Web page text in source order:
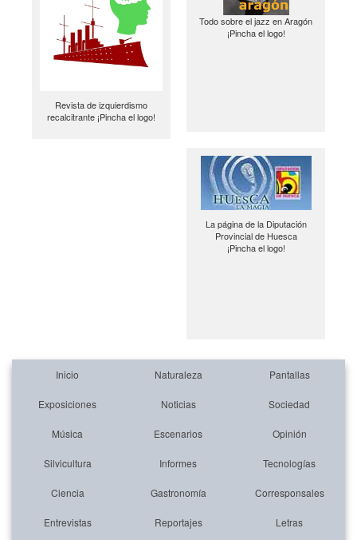
Revista de izquierdismo
recalcitrante ¡Pincha el logo!
Todo sobre el jazz en Aragón
¡Pincha el logo!
La página de la Diputación
Provincial de Huesca
¡Pincha el logo!
Inicio Naturaleza Pantallas
Exposiciones Noticias Sociedad
Música Escenarios Opinión
Silvicultura Informes Tecnologías
Ciencia Gastronomía Corresponsales
Entrevistas Reportajes Letras